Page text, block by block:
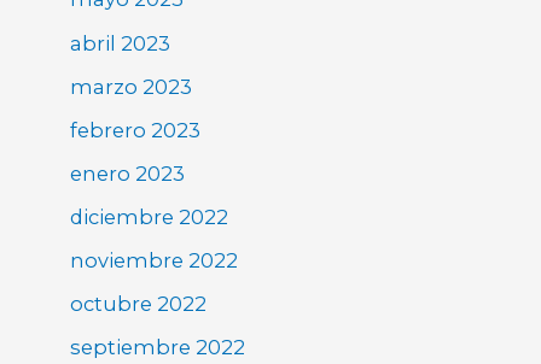
abril 2023
marzo 2023
febrero 2023
enero 2023
diciembre 2022
noviembre 2022
octubre 2022
septiembre 2022